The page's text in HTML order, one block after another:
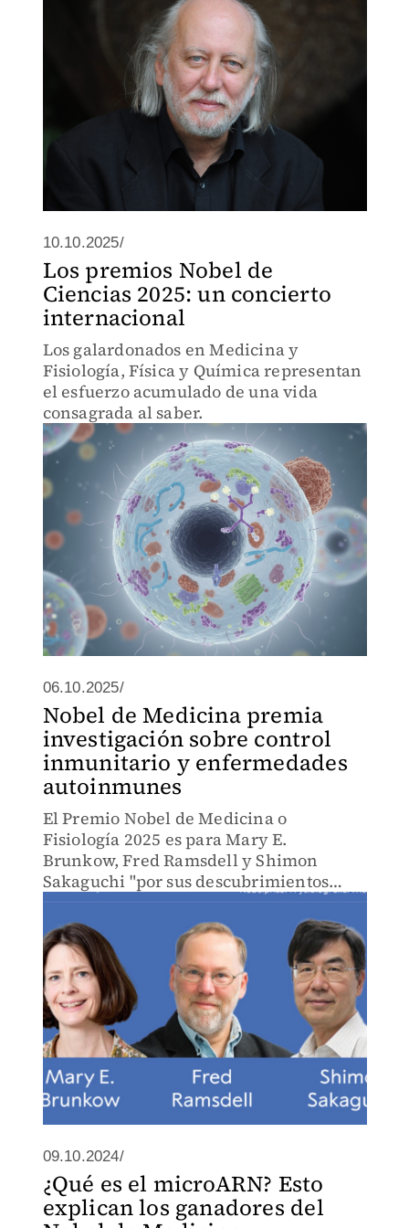
10.10.2025/
Los premios Nobel de
Ciencias 2025: un concierto
internacional
Los galardonados en Medicina y
Fisiología, Física y Química representan
el esfuerzo acumulado de una vida
consagrada al saber.
06.10.2025/
Nobel de Medicina premia
investigación sobre control
inmunitario y enfermedades
autoinmunes
El Premio Nobel de Medicina o
Fisiología 2025 es para Mary E.
Brunkow, Fred Ramsdell y Shimon
Sakaguchi "por sus descubrimientos
relacionados con la tolerancia
inmunológica periférica", informó este
lunes la Asamblea Nobel.
09.10.2024/
¿Qué es el microARN? Esto
explican los ganadores del